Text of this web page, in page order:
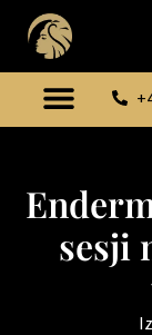
sesji